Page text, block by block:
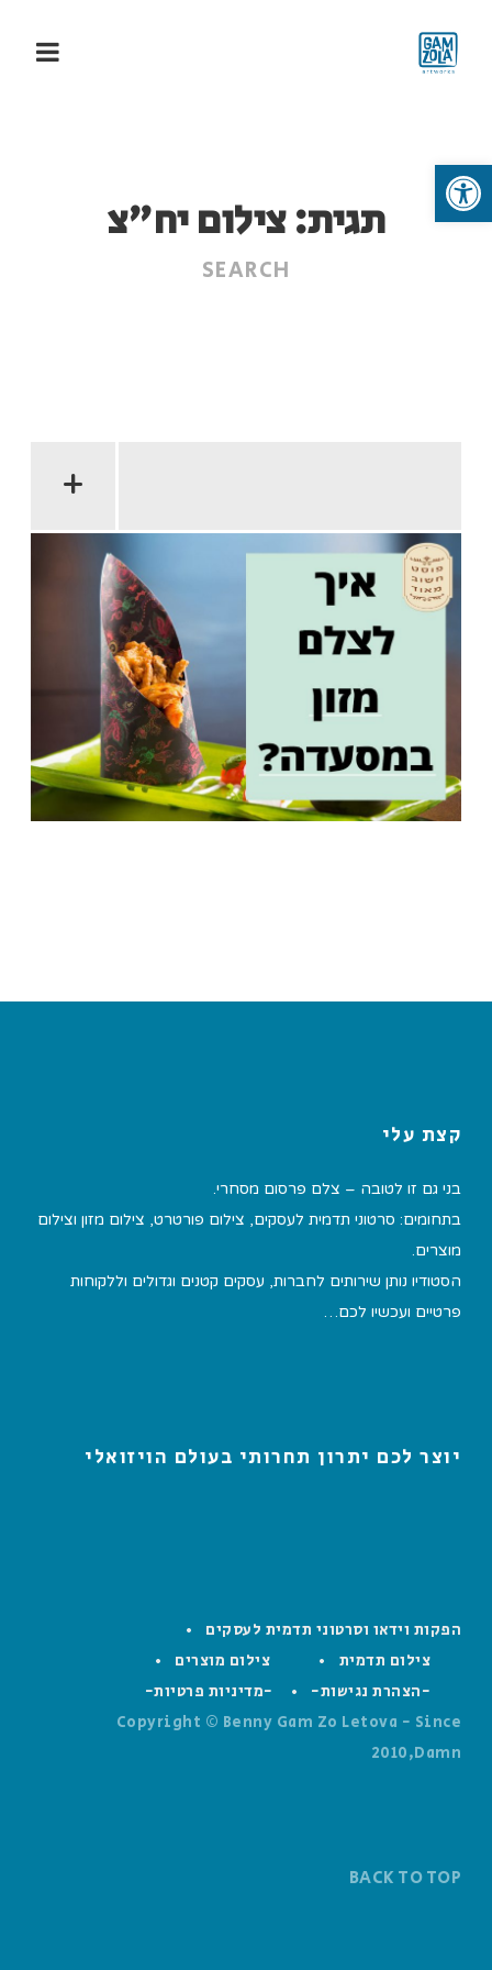
פתח סרגל נגישות
תגית:צילום יח"צ
+
קצת עלי
בני גם זו לטובה – צלם פרסום מסחרי.
בתחומים: סרטוני תדמית לעסקים, צילום פורטרט, צילום מזון וצילום
מוצרים.
הסטודיו נותן שירותים לחברות, עסקים קטנים וגדולים וללקוחות
פרטיים ועכשיו לכם…
יוצר לכם יתרון תחרותי בעולם הויזואלי
הפקות וידאו וסרטוני תדמית לעסקים
צילום תדמית
צילום מוצרים
-הצהרת נגישות-
-מדיניות פרטיות-
Copyright © Benny Gam Zo Letova - Since
2010,Damn
BACK TO TOP